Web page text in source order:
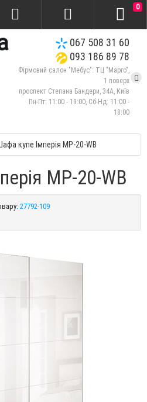
067 508 31 60
093 186 89 78
Фірмовий салон "Мебус": ТЦ "Марго",
1 поверх
проспект Степана Бандери, 34А, Київ
Пн-Пт: 11:00 - 19:00, Сб-Нд: 11:00 -
18:00
0
купе Імперія MP-20-WB
MP-20-WB
27792-109